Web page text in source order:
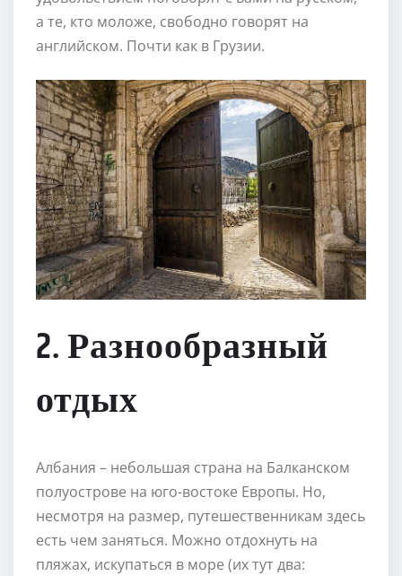
а те, кто моложе, свободно говорят на
английском. Почти как в Грузии.
2. Разнообразный
отдых
Албания – небольшая страна на Балканском
полуострове на юго-востоке Европы. Но,
несмотря на размер, путешественникам здесь
есть чем заняться. Можно отдохнуть на
пляжах, искупаться в море (их тут два: